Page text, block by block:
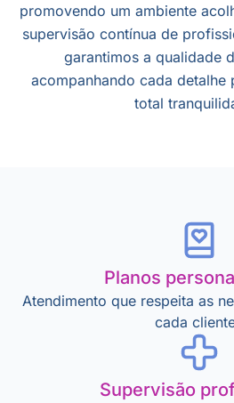
promovendo um ambiente
supervisão contínua de
garantimos a qualidade
acompanhando cada detalhe
total
Planos
Atendimento que respeita as
cada
Supervisão